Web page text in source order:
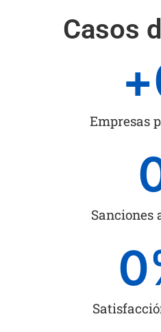
Casos
Empresas
+
Sanciones
0